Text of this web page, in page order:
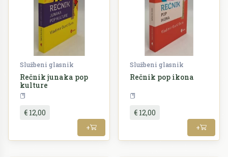
Službeni glasnik
Rečnik junaka pop
kulture
€ 12,00
+
Službeni glasnik
Rečnik pop ikona
€ 12,00
+